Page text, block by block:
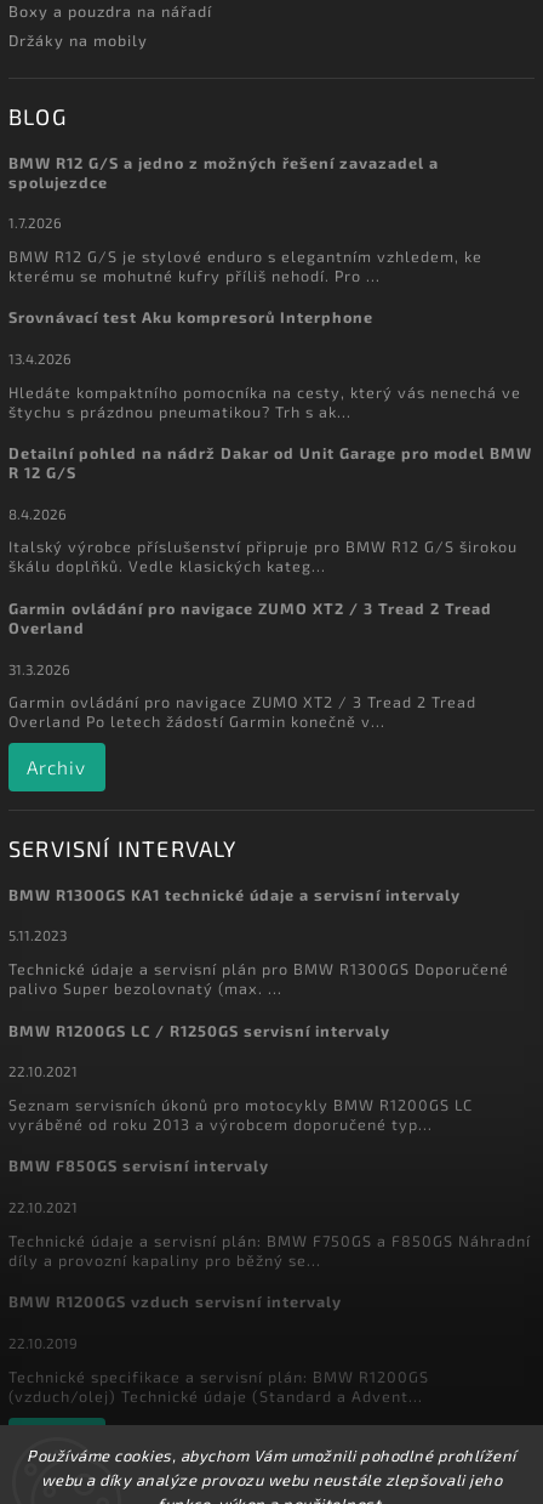
Používáme cookies, abychom Vám umožnili pohodlné prohlížení
webu a díky analýze provozu webu neustále zlepšovali jeho
Boxy a pouzdra na nářadí
Držáky na mobily
BLOG
BMW R12 G/S a jedno z možných řešení zavazadel a
spolujezdce
1.7.2026
BMW R12 G/S je stylové enduro s elegantním vzhledem, ke
kterému se mohutné kufry příliš nehodí. Pro ...
Srovnávací test Aku kompresorů Interphone
13.4.2026
Hledáte kompaktního pomocníka na cesty, který vás nenechá ve
štychu s prázdnou pneumatikou? Trh s ak...
Detailní pohled na nádrž Dakar od Unit Garage pro model BMW
R 12 G/S
8.4.2026
Italský výrobce příslušenství připruje pro BMW R12 G/S širokou
škálu doplňků. Vedle klasických kateg...
Garmin ovládání pro navigace ZUMO XT2 / 3 Tread 2 Tread
Overland
31.3.2026
Garmin ovládání pro navigace ZUMO XT2 / 3 Tread 2 Tread
Overland Po letech žádostí Garmin konečně v...
Archiv
SERVISNÍ INTERVALY
BMW R1300GS KA1 technické údaje a servisní intervaly
5.11.2023
Technické údaje a servisní plán pro BMW R1300GS Doporučené
palivo Super bezolovnatý (max. ...
BMW R1200GS LC / R1250GS servisní intervaly
22.10.2021
Seznam servisních úkonů pro motocykly BMW R1200GS LC
vyráběné od roku 2013 a výrobcem doporučené typ...
BMW F850GS servisní intervaly
22.10.2021
Technické údaje a servisní plán: BMW F750GS a F850GS Náhradní
díly a provozní kapaliny pro běžný se...
BMW R1200GS vzduch servisní intervaly
22.10.2019
Technické specifikace a servisní plán: BMW R1200GS
(vzduch/olej) Technické údaje (Standard a Advent...